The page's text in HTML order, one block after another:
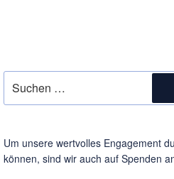
nach:
Um unsere wertvolles Engagement
können, sind wir auch auf Spenden